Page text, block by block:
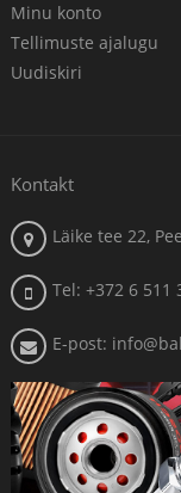
Minu konto
Tellimuste ajalugu
Uudiskiri
Kontakt
Läike tee 22,
Tel: +372 6 511
E-post: